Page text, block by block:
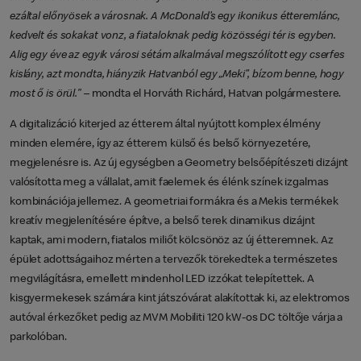
ezáltal előnyösek a városnak. A McDonald’s egy ikonikus étteremlánc,
kedvelt és sokakat vonz, a fiataloknak pedig közösségi tér is egyben.
Alig egy éve az egyik városi sétám alkalmával megszólított egy cserfes
kislány, azt mondta, hiányzik Hatvanból egy „Meki”, bízom benne, hogy
most ő is örül." – mondta el Horváth Richárd, Hatvan polgármestere.
A digitalizáció kiterjed az étterem által nyújtott komplex élmény
minden elemére, így az étterem külső és belső környezetére,
megjelenésre is. Az új egységben a Geometry belsőépítészeti dizájnt
valósította meg a vállalat, amit faelemek és élénk színek izgalmas
kombinációja jellemez. A geometriai formákra és a Mekis termékek
kreatív megjelenítésére építve, a belső terek dinamikus dizájnt
kaptak, ami modern, fiatalos miliőt kölcsönöz az új étteremnek. Az
épület adottságaihoz mérten a tervezők törekedtek a természetes
megvilágításra, emellett mindenhol LED izzókat telepítettek. A
kisgyermekesek számára kint játszóvárat alakítottak ki, az elektromos
autóval érkezőket pedig az MVM Mobiliti 120 kW-os DC töltője várja a
parkolóban.